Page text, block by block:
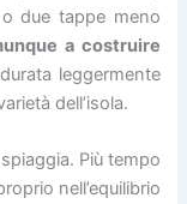
due tappe meno
a costruire
leggermente
dell’isola.
Più tempo
nell’equilibrio